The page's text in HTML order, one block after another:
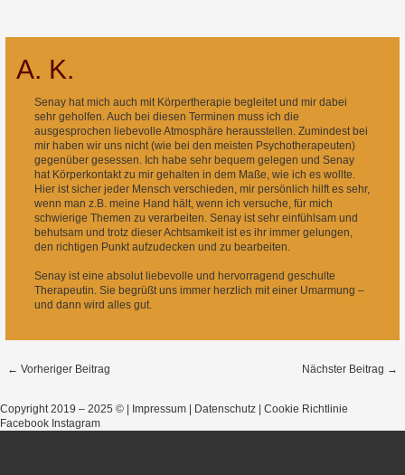
A. K.
Senay hat mich auch mit Körpertherapie begleitet und mir dabei
sehr geholfen. Auch bei diesen Terminen muss ich die
ausgesprochen liebevolle Atmosphäre herausstellen. Zumindest bei
mir haben wir uns nicht (wie bei den meisten Psychotherapeuten)
gegenüber gesessen. Ich habe sehr bequem gelegen und Senay
hat Körperkontakt zu mir gehalten in dem Maße, wie ich es wollte.
Hier ist sicher jeder Mensch verschieden, mir persönlich hilft es sehr,
wenn man z.B. meine Hand hält, wenn ich versuche, für mich
schwierige Themen zu verarbeiten. Senay ist sehr einfühlsam und
behutsam und trotz dieser Achtsamkeit ist es ihr immer gelungen,
den richtigen Punkt aufzudecken und zu bearbeiten.
Senay ist eine absolut liebevolle und hervorragend geschulte
Therapeutin. Sie begrüßt uns immer herzlich mit einer Umarmung –
und dann wird alles gut.
← Vorheriger Beitrag Nächster Beitrag →
Copyright 2019 – 2025 © | Impressum Datenschutz
Cookie Richtlinie
Facebook Instagram
to
Top